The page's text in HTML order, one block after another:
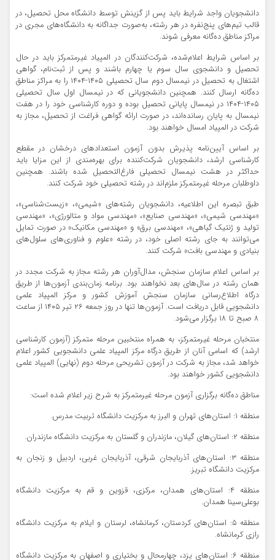
دانشجویان واجد شرایط باید پس از گزینش توسط دانشگاه محل تحصیل، در
قالب تیم‌های پنج‌نفره در هر رشته، به‌صورت جداگانه به دانشگاه‌های مجری در
مراکز مناطق ده‌گانه معرفی شوند.
بر اساس شرایط اعلام‌شده، شرکت‌کنندگان در المپیاد غیرمتمرکز باید در حال
تحصیل و دانشجوی سال سوم یا چهارم باشند و پس از ثبت‌نام، گواهی
اشتغال به تحصیل در نیمسال دوم سال تحصیلی ۱۴۰۵-۱۴۰۴ را به مراکز مناطق
ده‌گانه ارسال کنند. همچنین دانشجویانی که در نیمسال اول سال تحصیلی
۱۴۰۵-۱۴۰۴ در نیمسال پایانی تحصیل بوده و دوره کارشناسی خود را در هفت
نیمسال به پایان رسانده‌اند، در صورت ارائه گواهی فراغت از تحصیل، مجاز به
شرکت در المپیاد امسال خواهند بود.
بر اساس آیین‌نامه پذیرش بدون آزمون استعداد‌های درخشان در مقطع
کارشناسی ارشد، دانشجویان شرکت‌کننده برای بهره‌مندی از این مزایا باید
حداکثر در هشت نیمسال تحصیلی فارغ‌التحصیل شده باشند. همچنین
داوطلبان مرحله غیرمتمرکز ملزم‌اند در رشته تحصیلی خود شرکت کنند.
طبق تبصره این اطلاعیه، دانشجویان رشته‌های «شیمی»، «زیست‌شناسی»،
«مهندسی شیمی»، «مهندسی صنایع»، «مهندسی مواد و متالورژی»، «مهندسی
تولید و ژنتیک گیاهی»، «مهندسی برق» و «مهندسی مکانیک» در صورت تمایل
می‌توانند به جای رشته اصلی خود، در رشته «علوم و فناوری‌های سلول‌های
بنیادی و مهندسی بافت» شرکت کنند.
بر اساس اعلام سازمان سنجش، مدال‌آوران هر رشته مجاز به شرکت مجدد در
همان رشته در سال‌های بعد نخواهند بود. برنامه زمان‌بندی آزمون‌ها از طریق
درگاه اطلاع‌رسانی سازمان سنجش آموزش کشور و مرکز المپیاد علمی
دانشجویی قابل دریافت است. آزمون‌ها تنها در روز جمعه ۲۶ تیر ۱۴۰۵ از ساعت
۸ صبح تا ۱۸ برگزار می‌شود.
منتخبان مرحله غیرمتمرکز، به همراه منتخبین مرحله متمرکز (آزمون کارشناسی
ارشد) که اسامی آنان از طریق درگاه مرکز المپیاد علمی دانشجویی کشور اعلام
خواهد شد، مجاز به شرکت در آزمون تشریحی مرحله دوم (نهایی) المپیاد علمی
دانشجویی کشور خواهند بود.
مناطق ده‌گانه برگزاری آزمون مرحله غیرمتمرکز به شرح زیر اعلام شده است:
منطقه ۱: استان‌های تهران و البرز به مرکزیت دانشگاه تربیت مدرس.
منطقه ۲: استان‌های گیلان، مازندران و گلستان به مرکزیت دانشگاه مازندران.
منطقه ۳: استان‌های آذربایجان شرقی، آذربایجان غربی، اردبیل و زنجان به
مرکزیت دانشگاه تبریز.
منطقه ۴: استان‌های همدان، مرکزی، قزوین و قم به مرکزیت دانشگاه
بوعلی‌سینا همدان.
منطقه ۵: استان‌های کردستان، کرمانشاه، لرستان و ایلام به مرکزیت دانشگاه
رازی کرمانشاه.
منطقه ۶: استان‌های یزد، چهارمحال و بختیاری و اصفهان به مرکزیت دانشگاه